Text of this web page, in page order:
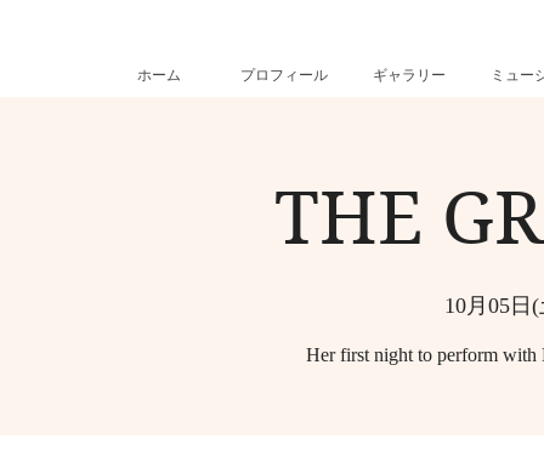
ホーム プロフィール ギャラリー ミュー
THE
10月05日
Her first night to perform with